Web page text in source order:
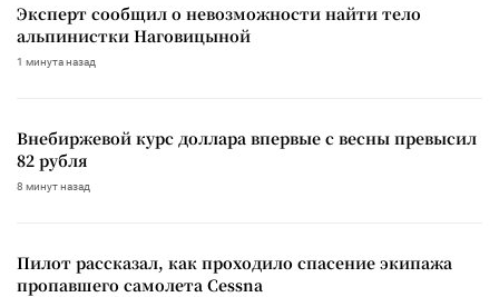
Эксперт сообщил о невозможности найти тело
альпинистки Наговицыной
1 минута назад
Внебиржевой курс доллара впервые с весны превысил
82 рубля
8 минут назад
Пилот рассказал, как проходило спасение экипажа
пропавшего самолета Cessna